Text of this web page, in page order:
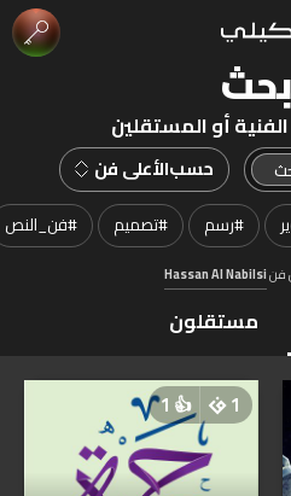
أو المستقلين
حسبالأعلى فن
#رسم #تصميم #فن_النص
فنHassan Al Nabilsi
مستقلون
1
👍
1